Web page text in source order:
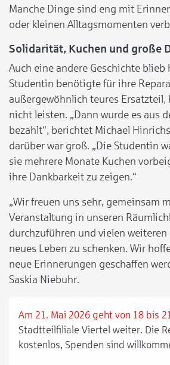
Manche Dinge sind eng mit
oder kleinen Alltagsmomenten
Solidarität, Kuchen und große
Auch eine andere Geschichte blieb
Studentin benötigte für ihre
außergewöhnlich teures Ersatzteil,
nicht leisten. „Dann wurde es aus
bezahlt“, berichtet Michael
darüber war groß. „Die Studentin
sie mehrere Monate Kuchen
ihre Dankbarkeit zu zeigen.“
„Wir freuen uns sehr, gemeinsam
Veranstaltung in unseren
durchzuführen und vielen weiteren
neues Leben zu schenken. Wir
neue Erinnerungen geschaffen
Saskia Niebuhr.
Am 21. Mai 2026 geht von 18 bis
Stadtteilfiliale Viertel weiter. Die
kostenlos, Spenden sind